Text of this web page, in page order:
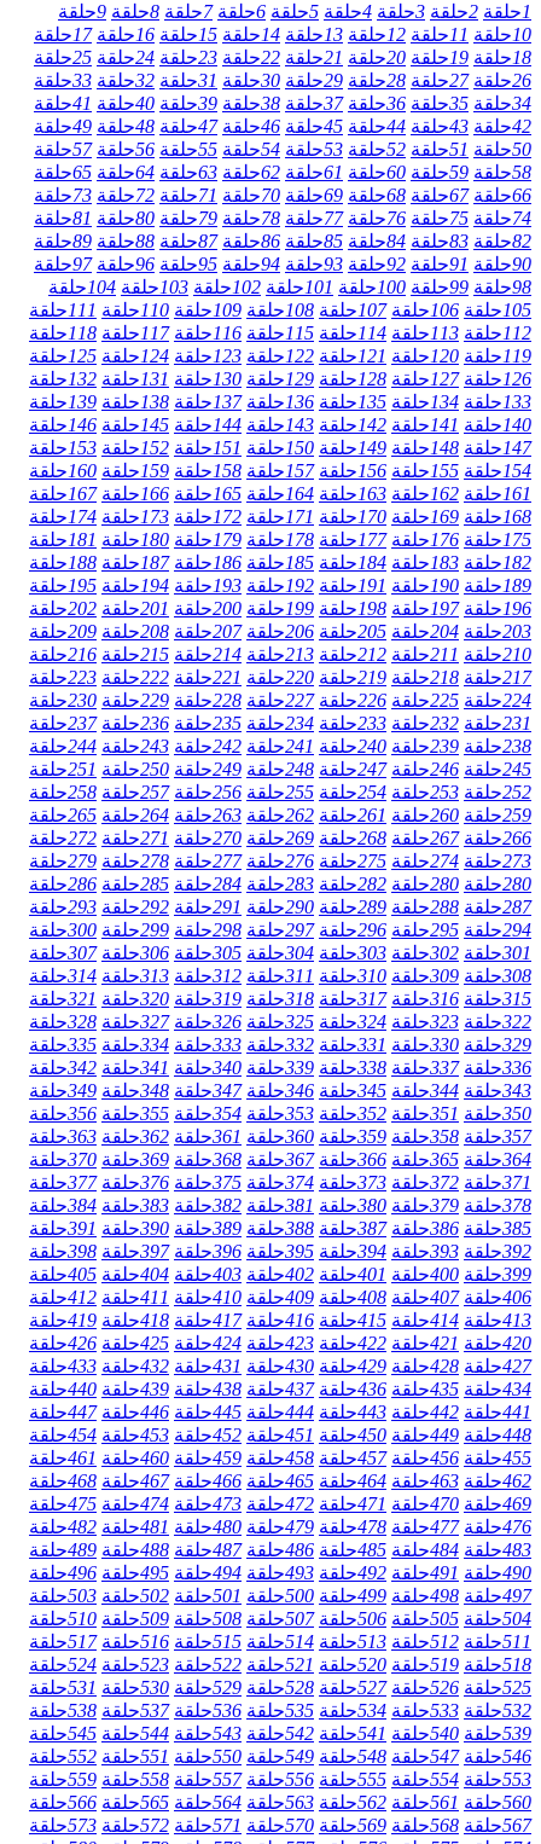
1حلقة 2حلقة 3حلقة 4حلقة 5حلقة 6حلقة 7حلقة 8حلقة 9حلقة
10حلقة 11حلقة 12حلقة 13حلقة 14حلقة 15حلقة 16حلقة 17حلقة
18حلقة 19حلقة 20حلقة 21حلقة 22حلقة 23حلقة 24حلقة 25حلقة
26حلقة 27حلقة 28حلقة 29حلقة 30حلقة 31حلقة 32حلقة 33حلقة
34حلقة 35حلقة 36حلقة 37حلقة 38حلقة 39حلقة 40حلقة 41حلقة
42حلقة 43حلقة 44حلقة 45حلقة 46حلقة 47حلقة 48حلقة 49حلقة
50حلقة 51حلقة 52حلقة 53حلقة 54حلقة 55حلقة 56حلقة 57حلقة
58حلقة 59حلقة 60حلقة 61حلقة 62حلقة 63حلقة 64حلقة 65حلقة
66حلقة 67حلقة 68حلقة 69حلقة 70حلقة 71حلقة 72حلقة 73حلقة
74حلقة 75حلقة 76حلقة 77حلقة 78حلقة 79حلقة 80حلقة 81حلقة
82حلقة 83حلقة 84حلقة 85حلقة 86حلقة 87حلقة 88حلقة 89حلقة
90حلقة 91حلقة 92حلقة 93حلقة 94حلقة 95حلقة 96حلقة 97حلقة
98حلقة 99حلقة 100حلقة 101حلقة 102حلقة 103حلقة 104حلقة
105حلقة 106حلقة 107حلقة 108حلقة 109حلقة 110حلقة 111حلقة
112حلقة 113حلقة 114حلقة 115حلقة 116حلقة 117حلقة 118حلقة
119حلقة 120حلقة 121حلقة 122حلقة 123حلقة 124حلقة 125حلقة
126حلقة 127حلقة 128حلقة 129حلقة 130حلقة 131حلقة 132حلقة
133حلقة 134حلقة 135حلقة 136حلقة 137حلقة 138حلقة 139حلقة
140حلقة 141حلقة 142حلقة 143حلقة 144حلقة 145حلقة 146حلقة
147حلقة 148حلقة 149حلقة 150حلقة 151حلقة 152حلقة 153حلقة
154حلقة 155حلقة 156حلقة 157حلقة 158حلقة 159حلقة 160حلقة
161حلقة 162حلقة 163حلقة 164حلقة 165حلقة 166حلقة 167حلقة
168حلقة 169حلقة 170حلقة 171حلقة 172حلقة 173حلقة 174حلقة
175حلقة 176حلقة 177حلقة 178حلقة 179حلقة 180حلقة 181حلقة
182حلقة 183حلقة 184حلقة 185حلقة 186حلقة 187حلقة 188حلقة
189حلقة 190حلقة 191حلقة 192حلقة 193حلقة 194حلقة 195حلقة
196حلقة 197حلقة 198حلقة 199حلقة 200حلقة 201حلقة 202حلقة
203حلقة 204حلقة 205حلقة 206حلقة 207حلقة 208حلقة 209حلقة
210حلقة 211حلقة 212حلقة 213حلقة 214حلقة 215حلقة 216حلقة
217حلقة 218حلقة 219حلقة 220حلقة 221حلقة 222حلقة 223حلقة
224حلقة 225حلقة 226حلقة 227حلقة 228حلقة 229حلقة 230حلقة
231حلقة 232حلقة 233حلقة 234حلقة 235حلقة 236حلقة 237حلقة
238حلقة 239حلقة 240حلقة 241حلقة 242حلقة 243حلقة 244حلقة
245حلقة 246حلقة 247حلقة 248حلقة 249حلقة 250حلقة 251حلقة
252حلقة 253حلقة 254حلقة 255حلقة 256حلقة 257حلقة 258حلقة
259حلقة 260حلقة 261حلقة 262حلقة 263حلقة 264حلقة 265حلقة
266حلقة 267حلقة 268حلقة 269حلقة 270حلقة 271حلقة 272حلقة
273حلقة 274حلقة 275حلقة 276حلقة 277حلقة 278حلقة 279حلقة
280حلقة 280حلقة 282حلقة 283حلقة 284حلقة 285حلقة 286حلقة
287حلقة 288حلقة 289حلقة 290حلقة 291حلقة 292حلقة 293حلقة
294حلقة 295حلقة 296حلقة 297حلقة 298حلقة 299حلقة 300حلقة
301حلقة 302حلقة 303حلقة 304حلقة 305حلقة 306حلقة 307حلقة
308حلقة 309حلقة 310حلقة 311حلقة 312حلقة 313حلقة 314حلقة
315حلقة 316حلقة 317حلقة 318حلقة 319حلقة 320حلقة 321حلقة
322حلقة 323حلقة 324حلقة 325حلقة 326حلقة 327حلقة 328حلقة
329حلقة 330حلقة 331حلقة 332حلقة 333حلقة 334حلقة 335حلقة
336حلقة 337حلقة 338حلقة 339حلقة 340حلقة 341حلقة 342حلقة
343حلقة 344حلقة 345حلقة 346حلقة 347حلقة 348حلقة 349حلقة
350حلقة 351حلقة 352حلقة 353حلقة 354حلقة 355حلقة 356حلقة
357حلقة 358حلقة 359حلقة 360حلقة 361حلقة 362حلقة 363حلقة
364حلقة 365حلقة 366حلقة 367حلقة 368حلقة 369حلقة 370حلقة
371حلقة 372حلقة 373حلقة 374حلقة 375حلقة 376حلقة 377حلقة
378حلقة 379حلقة 380حلقة 381حلقة 382حلقة 383حلقة 384حلقة
385حلقة 386حلقة 387حلقة 388حلقة 389حلقة 390حلقة 391حلقة
392حلقة 393حلقة 394حلقة 395حلقة 396حلقة 397حلقة 398حلقة
399حلقة 400حلقة 401حلقة 402حلقة 403حلقة 404حلقة 405حلقة
406حلقة 407حلقة 408حلقة 409حلقة 410حلقة 411حلقة 412حلقة
413حلقة 414حلقة 415حلقة 416حلقة 417حلقة 418حلقة 419حلقة
420حلقة 421حلقة 422حلقة 423حلقة 424حلقة 425حلقة 426حلقة
427حلقة 428حلقة 429حلقة 430حلقة 431حلقة 432حلقة 433حلقة
434حلقة 435حلقة 436حلقة 437حلقة 438حلقة 439حلقة 440حلقة
441حلقة 442حلقة 443حلقة 444حلقة 445حلقة 446حلقة 447حلقة
448حلقة 449حلقة 450حلقة 451حلقة 452حلقة 453حلقة 454حلقة
455حلقة 456حلقة 457حلقة 458حلقة 459حلقة 460حلقة 461حلقة
462حلقة 463حلقة 464حلقة 465حلقة 466حلقة 467حلقة 468حلقة
469حلقة 470حلقة 471حلقة 472حلقة 473حلقة 474حلقة 475حلقة
476حلقة 477حلقة 478حلقة 479حلقة 480حلقة 481حلقة 482حلقة
483حلقة 484حلقة 485حلقة 486حلقة 487حلقة 488حلقة 489حلقة
490حلقة 491حلقة 492حلقة 493حلقة 494حلقة 495حلقة 496حلقة
497حلقة 498حلقة 499حلقة 500حلقة 501حلقة 502حلقة 503حلقة
504حلقة 505حلقة 506حلقة 507حلقة 508حلقة 509حلقة 510حلقة
511حلقة 512حلقة 513حلقة 514حلقة 515حلقة 516حلقة 517حلقة
518حلقة 519حلقة 520حلقة 521حلقة 522حلقة 523حلقة 524حلقة
525حلقة 526حلقة 527حلقة 528حلقة 529حلقة 530حلقة 531حلقة
532حلقة 533حلقة 534حلقة 535حلقة 536حلقة 537حلقة 538حلقة
539حلقة 540حلقة 541حلقة 542حلقة 543حلقة 544حلقة 545حلقة
546حلقة 547حلقة 548حلقة 549حلقة 550حلقة 551حلقة 552حلقة
553حلقة 554حلقة 555حلقة 556حلقة 557حلقة 558حلقة 559حلقة
560حلقة 561حلقة 562حلقة 563حلقة 564حلقة 565حلقة 566حلقة
567حلقة 568حلقة 569حلقة 570حلقة 571حلقة 572حلقة 573حلقة